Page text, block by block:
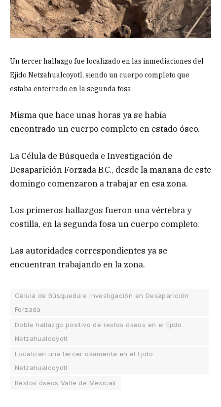
Un tercer hallazgo fue localizado en las inmediaciones del
Ejido Netzahualcoyotl, siendo un cuerpo completo que
estaba enterrado en la segunda fosa.
Misma que hace unas horas ya se había
encontrado un cuerpo completo en estado óseo.
La Célula de Búsqueda e Investigación de
Desaparición Forzada B.C., desde la mañana de este
domingo comenzaron a trabajar en esa zona.
Los primeros hallazgos fueron una vértebra y
costilla, en la segunda fosa un cuerpo completo.
Las autoridades correspondientes ya se
encuentran trabajando en la zona.
Célula de Búsqueda e Investigación en Desaparición
Forzada
Doble hallazgo positivo de restos óseos en el Ejido
Netzahualcoyotl
Localizan una tercer osamenta en el Ejido
Netzahualcoyotl
Restos óseos Valle de Mexicali